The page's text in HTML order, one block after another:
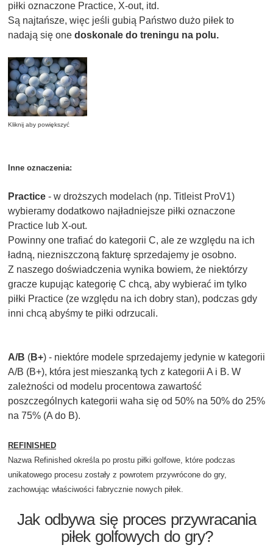
piłki oznaczone Practice, X-out, itd.
Są najtańsze, więc jeśli gubią Państwo dużo piłek to
nadają się one doskonale do treningu na polu.
Kliknij aby powiększyć
Inne oznaczenia:
Practice - w droższych modelach (np. Titleist ProV1)
wybieramy dodatkowo najładniejsze piłki oznaczone
Practice lub X-out.
Powinny one trafiać do kategorii C, ale ze względu na ich
ładną, niezniszczoną fakturę sprzedajemy je osobno.
Z naszego doświadczenia wynika bowiem, że niektórzy
gracze kupując kategorię C chcą, aby wybierać im tylko
piłki Practice (ze względu na ich dobry stan), podczas gdy
inni chcą abyśmy te piłki odrzucali.
A/B (B+) - niektóre modele sprzedajemy jedynie w kategorii
A/B (B+), która jest mieszanką tych z kategorii A i B. W
zależności od modelu procentowa zawartość
poszczególnych kategorii waha się od 50% na 50% do 25%
na 75% (A do B).
REFINISHED
Nazwa Refinished określa po prostu piłki golfowe, które podczas
unikatowego procesu zostały z powrotem przywrócone do gry,
zachowując właściwości fabrycznie nowych piłek.
Jak odbywa się proces przywracania
piłek golfowych do gry?